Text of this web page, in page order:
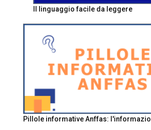
Il linguaggio facile da leggere
Pillole informative Anffas: